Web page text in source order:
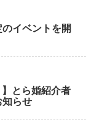
のイベントを開
】とら婚紹介者
知らせ